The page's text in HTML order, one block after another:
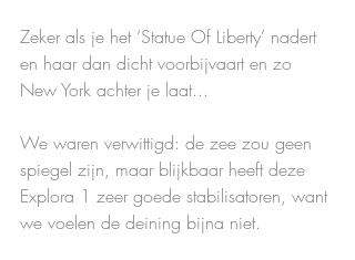
Zeker als je het ‘Statue Of Liberty’ nadert
en haar dan dicht voorbijvaart en zo
New York achter je laat...
We waren verwittigd: de zee zou geen
spiegel zijn, maar blijkbaar heeft deze
Explora 1 zeer goede stabilisatoren, want
we voelen de deining bijna niet.